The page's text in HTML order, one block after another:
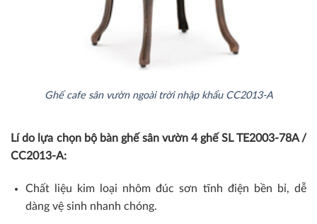
Ghế cafe sân vườn ngoài trời nhập khẩu CC2013-A
Lí do lựa chọn bộ bàn ghế sân vườn 4 ghế SL TE2003-78A /
CC2013-A:
Chất liệu kim loại nhôm đúc sơn tĩnh điện bền bỉ, dễ
dàng vệ sinh nhanh chóng.